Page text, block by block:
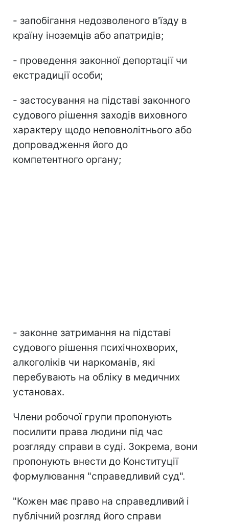
- запобігання недозволеного в'їзду в
країну іноземців або апатридів;
- проведення законної депортації чи
екстрадиції особи;
- застосування на підставі законного
судового рішення заходів виховного
характеру щодо неповнолітнього або
допровадження його до
компетентного органу;
- законне затримання на підставі
судового рішення психічнохворих,
алкоголіків чи наркоманів, які
перебувають на обліку в медичних
установах.
Члени робочої групи пропонують
посилити права людини під час
розгляду справи в суді. Зокрема, вони
пропонують внести до Конституції
формулювання "справедливий суд".
"Кожен має право на справедливий і
публічний розгляд його справи